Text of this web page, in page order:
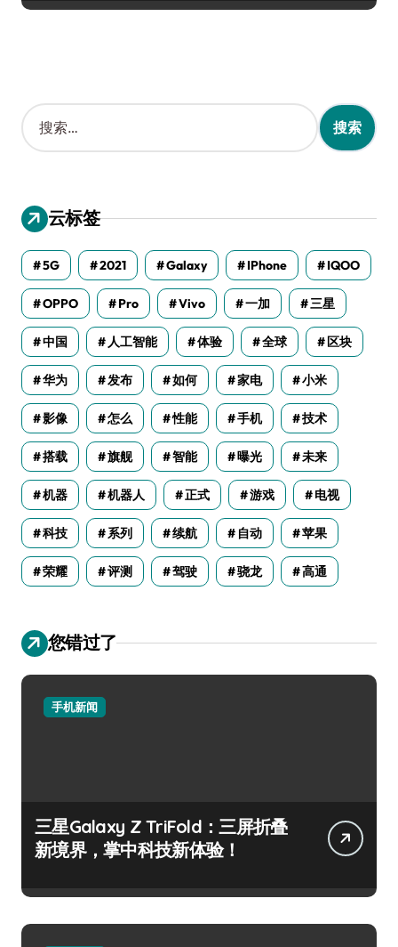
搜
索
：
云标签
5G 2021 Galaxy IPhone IQOO
OPPO Pro Vivo 一加 三星
中国 人工智能 体验 全球 区块
华为 发布 如何 家电 小米
影像 怎么 性能 手机 技术
搭载 旗舰 智能 曝光 未来
机器 机器人 正式 游戏 电视
科技 系列 续航 自动 苹果
荣耀 评测 驾驶 骁龙 高通
您错过了
手机新闻
三星Galaxy Z TriFold：三屏折叠
新境界，掌中科技新体验！